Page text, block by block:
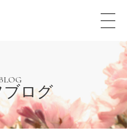
メ
ボ
タ
ン
ログ